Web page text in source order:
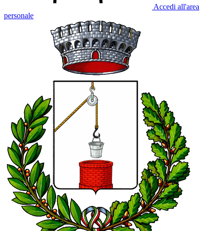
Accedi all'area
personale